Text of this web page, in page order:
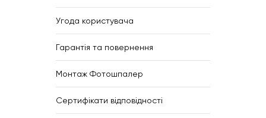
Угода користувача
Гарантія та повернення
Монтаж Фотошпалер
Сертифікати відповідності